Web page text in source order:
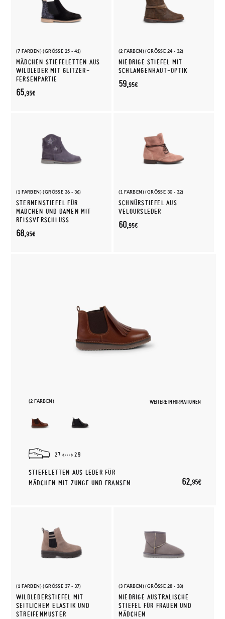
(7 FARBEN) (GRÖSSE 25 - 41)
MÄDCHEN STIEFELETTEN AUS
WILDLEDER MIT GLITZER-
FERSENPARTIE
65,95€
(2 FARBEN) (GRÖSSE 24 - 32)
NIEDRIGE STIEFEL MIT
SCHLANGENHAUT-OPTIK
59,95€
(1 FARBEN) (GRÖSSE 36 - 36)
STERNENSTIEFEL FÜR
MÄDCHEN UND DAMEN MIT
REISSVERSCHLUSS
68,95€
(1 FARBEN) (GRÖSSE 30 - 32)
SCHNÜRSTIEFEL AUS
VELOURSLEDER
60,95€
(2 FARBEN) WEITERE INFORMATIONEN
27 29
STIEFELETTEN AUS LEDER FÜR
MÄDCHEN MIT ZUNGE UND FRANSEN
62,95€
(1 FARBEN) (GRÖSSE 37 - 37)
WILDLEDERSTIEFEL MIT
SEITLICHEM ELASTIK UND
STREIFENMUSTER
(3 FARBEN) (GRÖSSE 28 - 38)
NIEDRIGE AUSTRALISCHE
STIEFEL FÜR FRAUEN UND
MÄDCHEN